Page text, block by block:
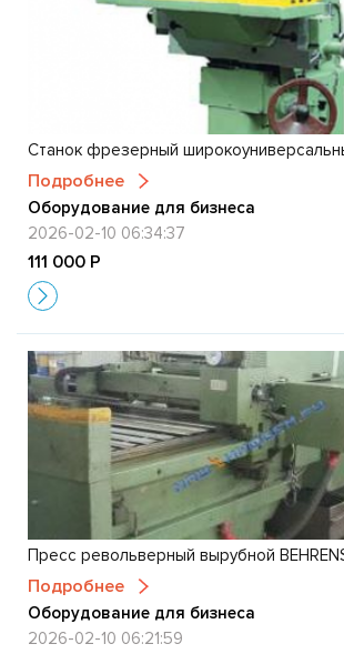
Станок фрезерный
Подробнее
Оборудование для бизнеса
2026-02-10 06:34:37
111 000 Р
Пресс револьверный вырубной
Подробнее
Оборудование для бизнеса
2026-02-10 06:21:59